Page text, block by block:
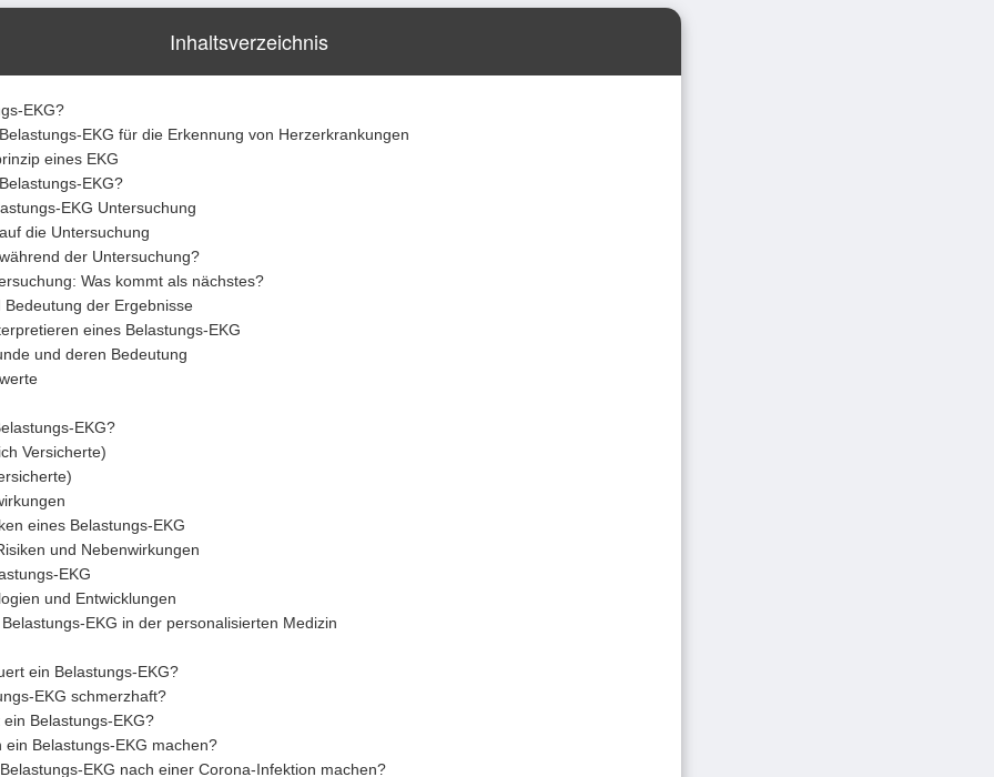
Inhaltsverzeichnis
EKG?
EKG für die Erkennung von Herzerkrankungen
eines EKG
EKG?
EKG Untersuchung
die Untersuchung
der Untersuchung?
Was kommt als nächstes?
Bedeutung der Ergebnisse
eines Belastungs-EKG
und deren Bedeutung
EKG?
Versicherte)
eines Belastungs-EKG
und Nebenwirkungen
EKG
und Entwicklungen
EKG in der personalisierten Medizin
ein Belastungs-EKG?
EKG schmerzhaft?
Belastungs-EKG?
ein Belastungs-EKG machen?
EKG nach einer Corona-Infektion machen?